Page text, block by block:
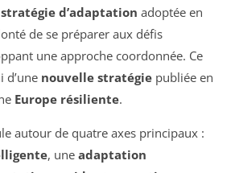
stratégie d’adaptation adoptée en
de se préparer aux défis
une approche coordonnée. Ce
d’une nouvelle stratégie publiée en
Europe résiliente.
autour de quatre axes principaux :
, une adaptation